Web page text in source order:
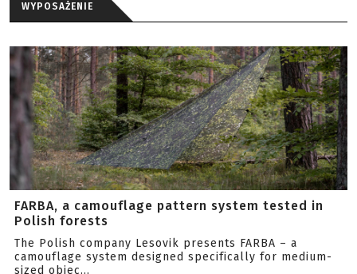
WYPOSAŻENIE
FARBA, a camouflage pattern system tested in
Polish forests
The Polish company Lesovik presents FARBA – a
camouflage system designed specifically for medium-
sized objec...